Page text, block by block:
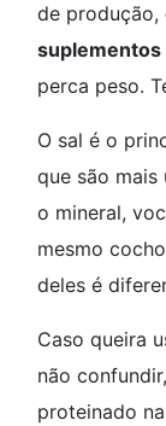
de produção,
suplementos
perca peso.
O sal é o
que são mais
o mineral,
mesmo
deles é
Caso queira
não
proteinado